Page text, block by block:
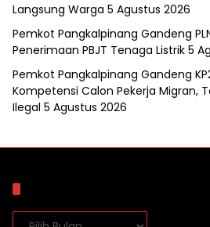
Langsung Warga 5 Agustus 2026
Pemkot Pangkalpinang Gandeng
Penerimaan PBJT Tenaga Listrik 5
Pemkot Pangkalpinang Gandeng
Kompetensi Calon Pekerja Migran,
Ilegal 5 Agustus 2026
Arsip